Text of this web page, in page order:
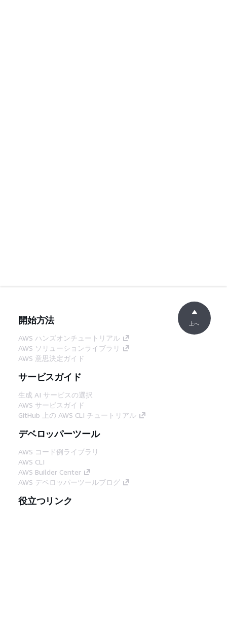
開始方法
AWS ハンズオンチュートリアル
AWS ソリューションライブラリ
AWS 意思決定ガイド
サービスガイド
生成 AI サービスの選択
AWS サービスガイド
GitHub 上の AWS CLI チュートリアル
デベロッパーツール
AWS コード例ライブラリ
AWS CLI
AWS Builder Center
AWS デベロッパーツールブログ
役立つリンク
上へ